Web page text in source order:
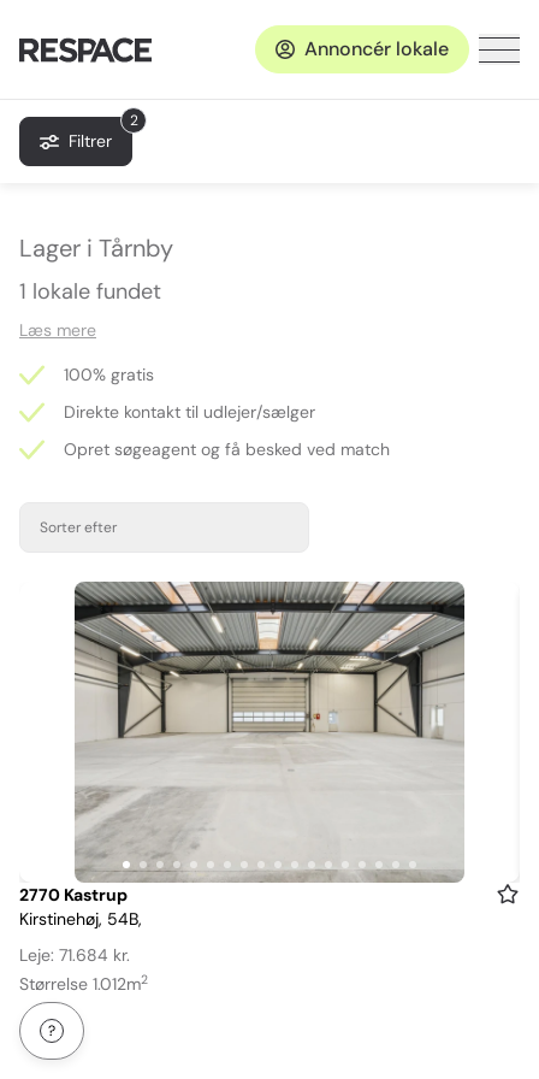
Annoncér lokale
2
Filtrer
Lager i Tårnby
1 lokale fundet
Læs mere
100% gratis
Direkte kontakt til udlejer/sælger
Opret søgeagent og få besked ved match
Sorter efter
Item
1
of
18
2770 Kastrup
Kirstinehøj, 54B,
Leje: 71.684 kr.
Størrelse 1.012m2